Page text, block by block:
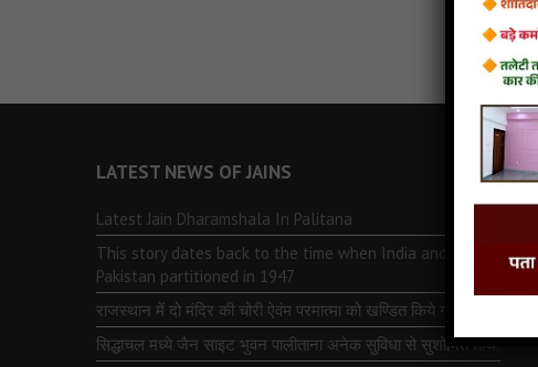
LATEST NEWS OF JAINS
Latest Jain Dharamshala In Palitana
This story dates back to the time when India and
Pakistan partitioned in 1947
राजस्थान में दो मंदिर की चोरी ऐवंम परमात्मा को खण्डित किये गये
सिद्धाचल मध्ये जैन साइट भुवन पालीताना अनेक सुविधा से सुशोभित तीर्थ.